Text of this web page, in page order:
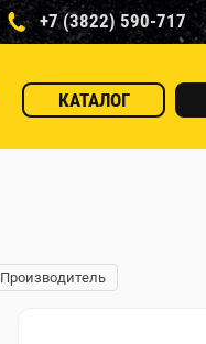
+7 (3822) 590-717
КАТАЛОГ
Производитель